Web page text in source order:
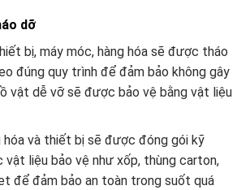
dỡ
bị, máy móc, hàng hóa sẽ được tháo
đúng quy trình để đảm bảo không gây
vật dễ vỡ sẽ được bảo vệ bằng vật liệu
hóa và thiết bị sẽ được đóng gói kỹ
vật liệu bảo vệ như xốp, thùng carton,
để đảm bảo an toàn trong suốt quá